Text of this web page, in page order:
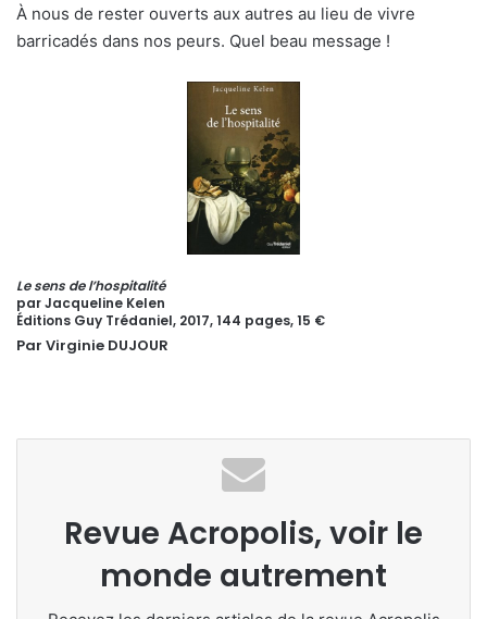
À nous de rester ouverts aux autres au lieu de vivre
barricadés dans nos peurs. Quel beau message !
Le sens de l’hospitalité
par Jacqueline Kelen
Éditions Guy Trédaniel, 2017, 144 pages, 15 €
Par Virginie DUJOUR
Revue Acropolis, voir le
monde autrement